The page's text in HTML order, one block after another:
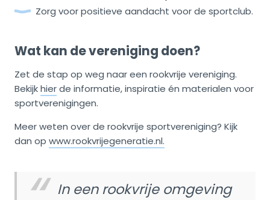
Zorg voor positieve aandacht voor de sportclub.
Wat kan de vereniging doen?
Zet de stap op weg naar een rookvrije vereniging.
Bekijkhierde informatie, inspiratie én materialen voor
sportverenigingen.
Meer weten over de rookvrije sportvereniging? Kijk
dan op www.rookvrijegeneratie.nl.
In een rookvrije omgeving